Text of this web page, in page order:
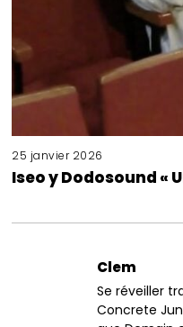
25 janvier 2026
Iseo y Dodosound «
Clem
Se réveiller
Concrete